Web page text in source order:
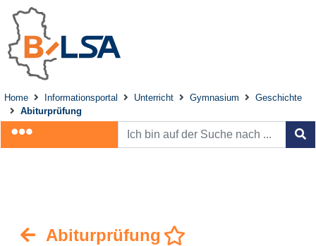
Home Informationsportal Unterricht Gymnasium
Geschichte
Abiturprüfung
Abiturprüfung